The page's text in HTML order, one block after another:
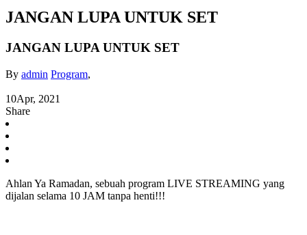
JANGAN LUPA UNTUK SET
JANGAN LUPA UNTUK SET
By admin Program,
10Apr, 2021
Share
Ahlan Ya Ramadan, sebuah program LIVE STREAMING yang
dijalan selama 10 JAM tanpa henti!!!